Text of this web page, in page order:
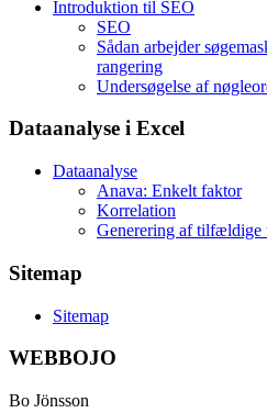
Introduktion til SEO
SEO
Sådan arbejder
rangering
Undersøgelse af
Dataanalyse i Excel
Dataanalyse
Anava: Enkelt faktor
Korrelation
Generering af tilfældige
Sitemap
Sitemap
WEBBOJO
Bo Jönsson